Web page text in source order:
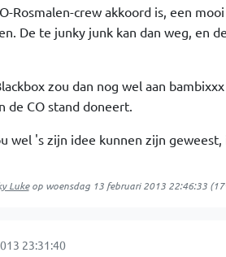
Rosmalen-crew akkoord is, een
De te junky junk kan dan weg, en
zou dan nog wel aan
de CO stand doneert.
wel 's zijn idee kunnen zijn
Lukeop woensdag 13 februari 2013 22:46:33
23:31:40